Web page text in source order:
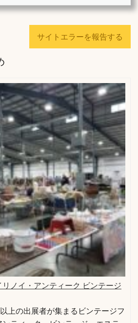
サイトエラーを報告する
ノイ・アンティーク ビンテージ
上の出展者が集まるビンテージフ